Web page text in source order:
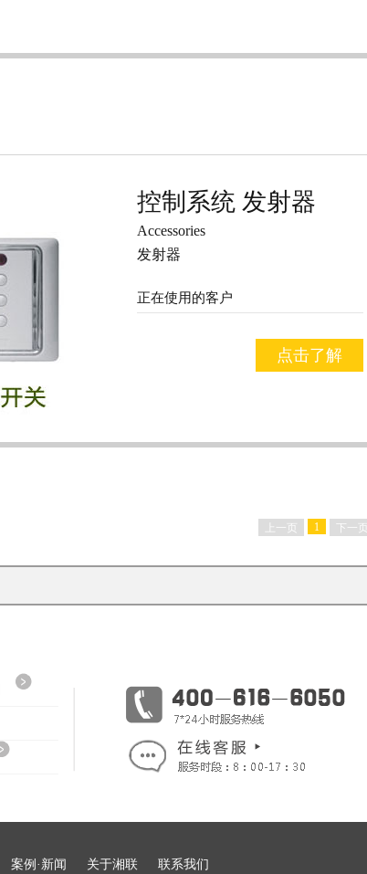
控制系统 发射器
Accessories
发射器
正在使用的客户
点击了解
上一页 1 下一页
案例·新闻 关于湘联 联系我们